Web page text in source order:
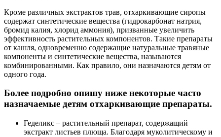
Кроме различных экстрактов трав, отхаркивающие сиропы
содержат синтетические вещества (гидрокарбонат натрия,
бромид калия, хлорид аммония), призванные увеличить
эффективность растительных компонентов. Такие препараты
от кашля, одновременно содержащие натуральные травяные
компоненты и синтетические вещества, называются
комбинированными. Как правило, они назначаются детям от
одного года.
Более подробно опишу ниже некоторые часто
назначаемые детям отхаркивающие препараты.
Геделикс – растительный препарат, содержащий
экстракт листьев плюща. Благодаря муколитическому и